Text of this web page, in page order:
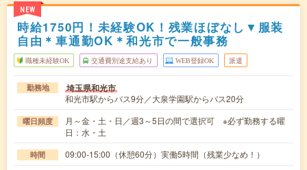
NEW
時給1750円！未経験OK！残業ほぼなし▼服装
自由＊車通勤OK＊和光市で一般事務
職種未経験OK 交通費別途支給あり WEB登録OK 派遣
勤務地 埼玉県和光市
和光市駅からバス9分／大泉学園駅からバス20分
曜日頻度
月～金・土・日／週3～5日の間で選択可 ※必ず勤務する曜
日：水・土
時間 09:00-15:00（休憩60分）実働5時間（残業少なめ！）